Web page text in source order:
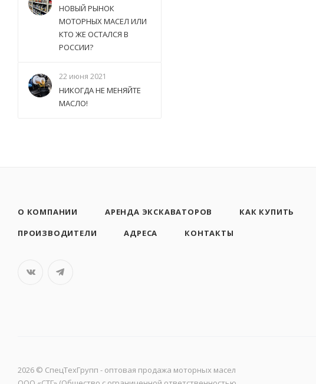
НОВЫЙ РЫНОК
МОТОРНЫХ МАСЕЛ ИЛИ
КТО ЖЕ ОСТАЛСЯ В
РОССИИ?
22 июня 2021
НИКОГДА НЕ МЕНЯЙТЕ
МАСЛО!
О КОМПАНИИ АРЕНДА ЭКСКАВАТОРОВ
КАК КУПИТЬ
ПРОИЗВОДИТЕЛИ
АДРЕСА КОНТАКТЫ
2026 © CпецТехГрупп - оптовая продажа моторных масел